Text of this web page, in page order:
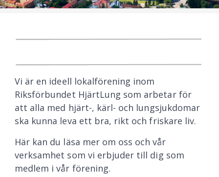
Vi är en ideell lokalförening inom
Riksförbundet HjärtLung som arbetar för
att alla med hjärt-, kärl- och lungsjukdomar
ska kunna leva ett bra, rikt och friskare liv.
Här kan du läsa mer om oss och vår
verksamhet som vi erbjuder till dig som
medlem i vår förening.